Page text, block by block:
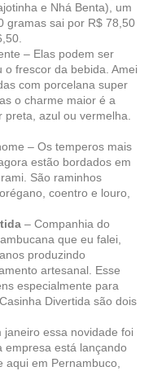
e Nhá Benta), um
gramas sai por R$ 78,50
– Elas podem ser
frescor da bebida. Amei
com porcelana super
o charme maior é a
preta, azul ou vermelha.
– Os temperos mais
estão bordados em
São raminhos
coentro e louro,
– Companhia do
que eu falei,
produzindo
artesanal. Esse
especialmente para
Divertida são dois
janeiro essa novidade foi
empresa está lançando
aqui em Pernambuco,